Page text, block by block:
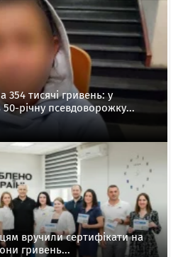
354 тисячі гривень: у
50-річну псевдоворожку...
вручили сертифікати на
гривень...